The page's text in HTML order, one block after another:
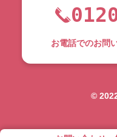
お電話でのお問
©︎